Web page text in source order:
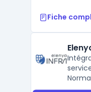
Fiche